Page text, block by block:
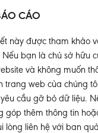
CÁO
này được tham khảo
Nếu bạn là chủ sở hữu
và không muốn
trang web của chúng
cầu gỡ bỏ dữ liệu.
góp thêm thông tin
lòng liên hệ với ban